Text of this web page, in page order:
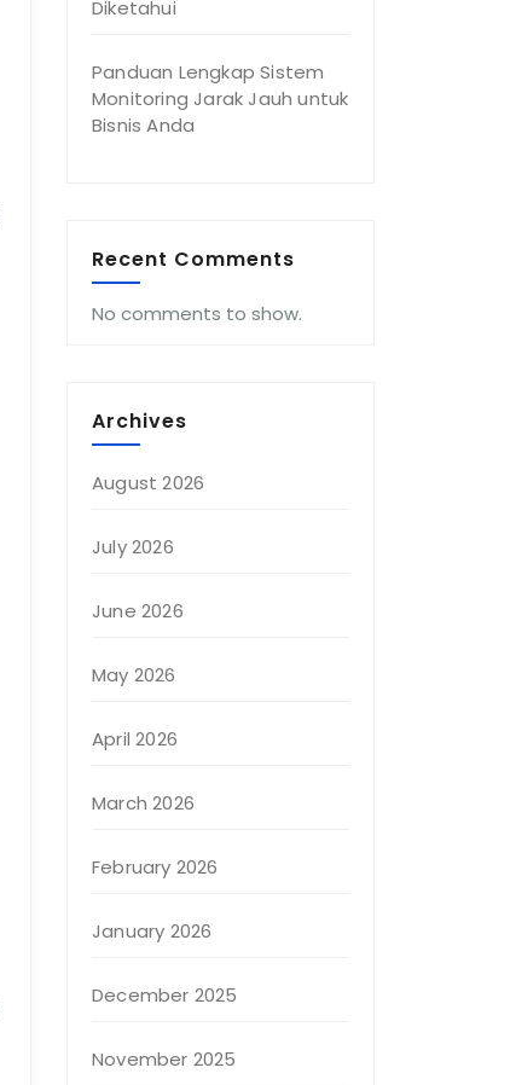
Diketahui
Panduan Lengkap Sistem
Monitoring Jarak Jauh untuk
Bisnis Anda
Recent Comments
No comments to show.
Archives
August 2026
July 2026
June 2026
May 2026
April 2026
March 2026
February 2026
January 2026
December 2025
November 2025